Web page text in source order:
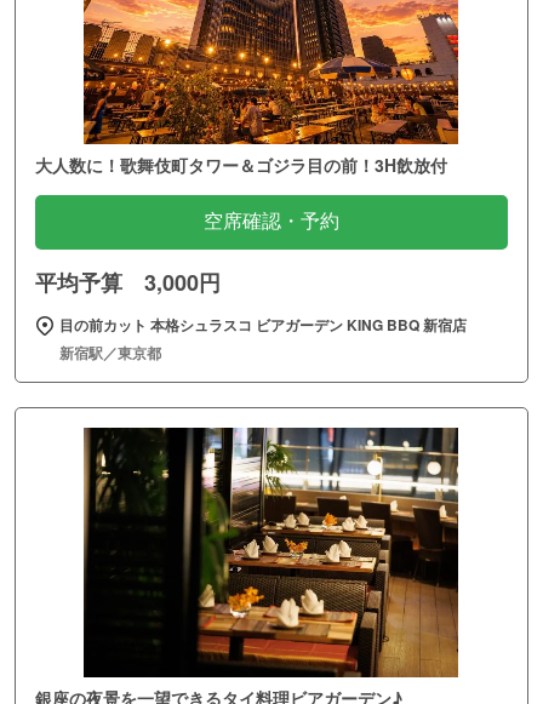
大人数に！歌舞伎町タワー＆ゴジラ目の前！3H飲放付
空席確認・予約
平均予算 3,000円
目の前カット 本格シュラスコ ビアガーデン KING BBQ 新宿店
新宿駅／東京都
銀座の夜景を一望できるタイ料理ビアガーデン♪